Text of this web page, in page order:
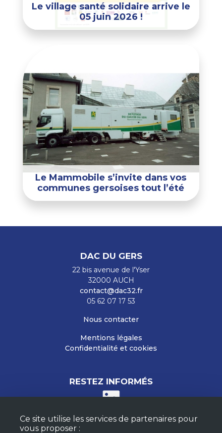
Le village santé solidaire arrive le
05 juin 2026 !
Le Mammobile s’invite dans vos
communes gersoises tout l’été
DAC DU GERS
22 bis avenue de l'Yser
32000 AUCH
contact@dac32.fr
05 62 07 17 53
Nous contacter
Mentions légales
Confidentialité et cookies
RESTEZ INFORMÉS
M'ABONNER À LA NEWSLETTER
Ce site utilise les services de partenaires pour
vous proposer :